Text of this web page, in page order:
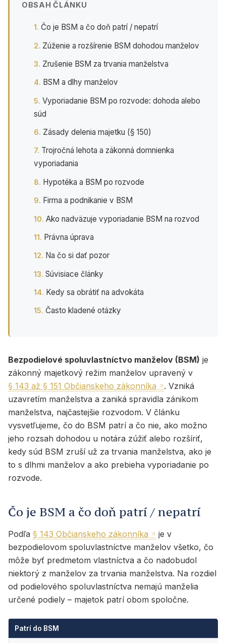
OBSAH ČLÁNKU
Čo je BSM a čo doň patrí / nepatrí
Zúženie a rozšírenie BSM dohodou manželov
Zrušenie BSM za trvania manželstva
BSM a dlhy manželov
Vyporiadanie BSM po rozvode: dohoda alebo
súd
Zásady delenia majetku (§ 150)
Trojročná lehota a zákonná domnienka
vyporiadania
Hypotéka a BSM po rozvode
Firma a podnikanie v BSM
Ako nadväzuje vyporiadanie BSM na rozvod
Právna úprava
Na čo si dať pozor
Súvisiace články
Kedy sa obrátiť na advokáta
Často kladené otázky
Bezpodielové spoluvlastníctvo manželov (BSM) je
zákonný majetkový režim manželov upravený v
§ 143 až § 151 Občianskeho zákonníka
. Vzniká
uzavretím manželstva a zaniká spravidla zánikom
manželstva, najčastejšie rozvodom. V článku
vysvetľujeme, čo do BSM patrí a čo nie, ako možno
jeho rozsah dohodou u notára zúžiť alebo rozšíriť,
kedy súd BSM zruší už za trvania manželstva, ako je
to s dlhmi manželov a ako prebieha vyporiadanie po
rozvode.
Čo je BSM a čo doň patrí / nepatrí
Podľa § 143 Občianskeho zákonníka
je v
bezpodielovom spoluvlastníctve manželov všetko, čo
môže byť predmetom vlastníctva a čo nadobudol
niektorý z manželov za trvania manželstva. Na rozdiel
od podielového spoluvlastníctva nemajú manželia
určené podiely – majetok patrí obom spoločne.
Patrí do BSM